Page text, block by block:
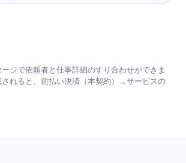
ジで依頼者と仕事詳細のすり合わせができま
れると、前払い決済（本契約）→サービスの